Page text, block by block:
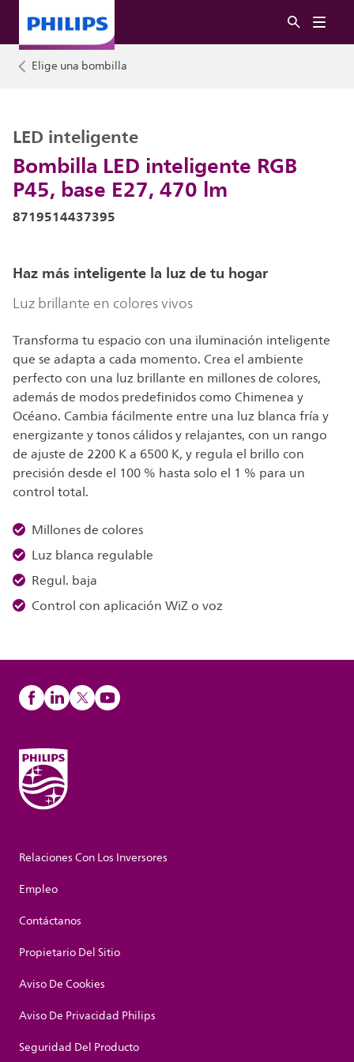
Elige una bombilla
Bombilla LED inteligente RGB
P45, base E27, 470 lm
LED inteligente
8719514437395
Haz más inteligente la luz de tu hogar
Luz brillante en colores vivos
Transforma tu espacio con una iluminación inteligente
que se adapta a cada momento. Crea el ambiente
perfecto con una luz brillante en millones de colores,
además de modos predefinidos como Chimenea y
Océano. Cambia fácilmente entre una luz blanca fría y
energizante y tonos cálidos y relajantes, con un rango
de ajuste de 2200 K a 6500 K, y regula el brillo con
precisión desde el 100 % hasta solo el 1 % para un
control total.
Millones de colores
Luz blanca regulable
Regul. baja
Control con aplicación WiZ o voz
Relaciones Con Los Inversores
Empleo
Contáctanos
Propietario Del Sitio
Aviso De Cookies
Aviso De Privacidad Philips
Seguridad Del Producto